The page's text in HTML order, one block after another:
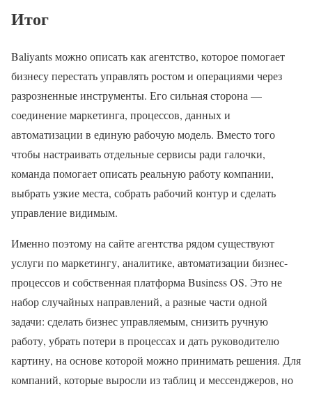
Итог
Baliyants можно описать как агентство, которое помогает
бизнесу перестать управлять ростом и операциями через
разрозненные инструменты. Его сильная сторона —
соединение маркетинга, процессов, данных и
автоматизации в единую рабочую модель. Вместо того
чтобы настраивать отдельные сервисы ради галочки,
команда помогает описать реальную работу компании,
выбрать узкие места, собрать рабочий контур и сделать
управление видимым.
Именно поэтому на сайте агентства рядом существуют
услуги по маркетингу, аналитике, автоматизации бизнес-
процессов и собственная платформа Business OS. Это не
набор случайных направлений, а разные части одной
задачи: сделать бизнес управляемым, снизить ручную
работу, убрать потери в процессах и дать руководителю
картину, на основе которой можно принимать решения. Для
компаний, которые выросли из таблиц и мессенджеров, но